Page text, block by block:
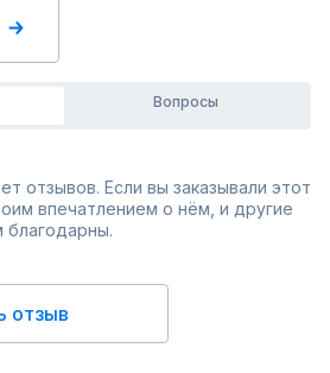
Вопросы
отзывов. Если вы заказывали этот
впечатлением о нём, и другие
благодарны.
отзыв